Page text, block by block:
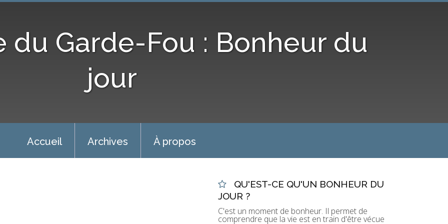
du Garde-Fou : Bonheur du
jour
Accueil Archives À propos
QU'EST-CE QU'UN BONHEUR DU
JOUR ?
C'est un moment de bonheur. Il permet de
comprendre que la vie est en train d'être vécue